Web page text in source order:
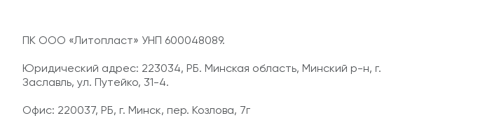
ПК ООО «Литопласт» УНП 600048089.
Юридический адрес: 223034, РБ. Минская область, Минский р-н, г.
Заславль, ул. Путейко, 31-4.
Офис: 220037, РБ, г. Минск, пер. Козлова, 7г